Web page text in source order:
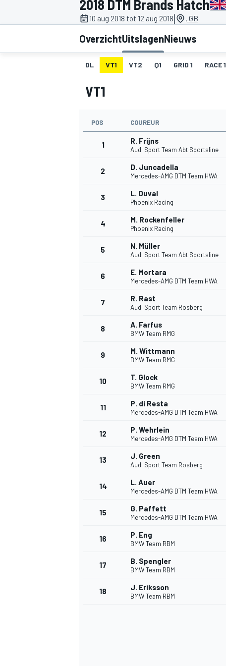
DTM
2018 DTM Brands Hatch
10 aug 2018 tot 12 aug 2018| , GB
OverzichtUitslagenNieuws
DL VT1 VT2 Q1 GRID 1 RACE 1
VT1
POS COUREUR
1 R. Frijns
Audi Sport Team Abt Sportsline
2 D. Juncadella
Mercedes-AMG DTM Team HWA
3 L. Duval
Phoenix Racing
4 M. Rockenfeller
Phoenix Racing
5 N. Müller
Audi Sport Team Abt Sportsline
6 E. Mortara
Mercedes-AMG DTM Team HWA
7 R. Rast
Audi Sport Team Rosberg
8 A. Farfus
BMW Team RMG
9 M. Wittmann
BMW Team RMG
10 T. Glock
BMW Team RMG
11 P. di Resta
Mercedes-AMG DTM Team HWA
12 P. Wehrlein
Mercedes-AMG DTM Team HWA
13 J. Green
Audi Sport Team Rosberg
14 L. Auer
Mercedes-AMG DTM Team HWA
15 G. Paffett
Mercedes-AMG DTM Team HWA
16 P. Eng
BMW Team RBM
17 B. Spengler
BMW Team RBM
18 J. Eriksson
BMW Team RBM